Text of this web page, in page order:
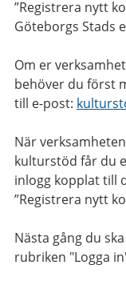
”Registrera nytt
Göteborgs Stads
Om er
behöver du först
till e-post:
När
kulturstöd får du
inlogg kopplat till
”Registrera nytt
Nästa gång du
rubriken "Logga